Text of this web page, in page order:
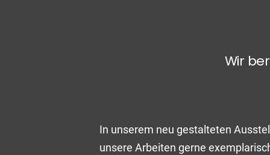
Wir
In unserem neu gestalteten
unsere Arbeiten gerne